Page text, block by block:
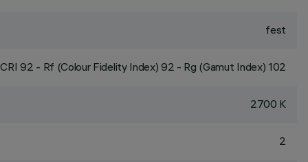
fest
CRI92 - Rf (Colour Fidelity Index) 92 - Rg (Gamut Index) 102
2700 K
2